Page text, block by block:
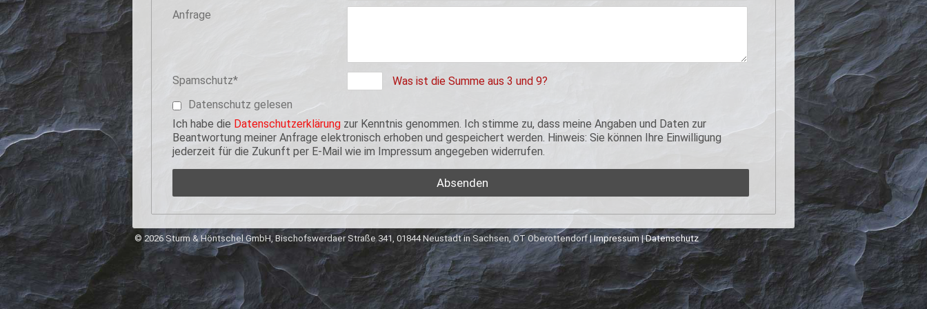
Anfrage
Pflichtfeld
Spamschutz*
Was ist die Summe aus 3 und 9?
Datenschutz gelesen
Ich habe die Datenschutzerklärung zur Kenntnis genommen. Ich stimme zu, dass meine Angaben und Daten zur
Beantwortung meiner Anfrage elektronisch erhoben und gespeichert werden. Hinweis: Sie können Ihre Einwilligung
jederzeit für die Zukunft per E-Mail wie im Impressum angegeben widerrufen.
© 2026 Sturm & Höntschel GmbH, Bischofswerdaer Straße 341, 01844 Neustadt in Sachsen, OT Oberottendorf |Impressum|Datenschutz